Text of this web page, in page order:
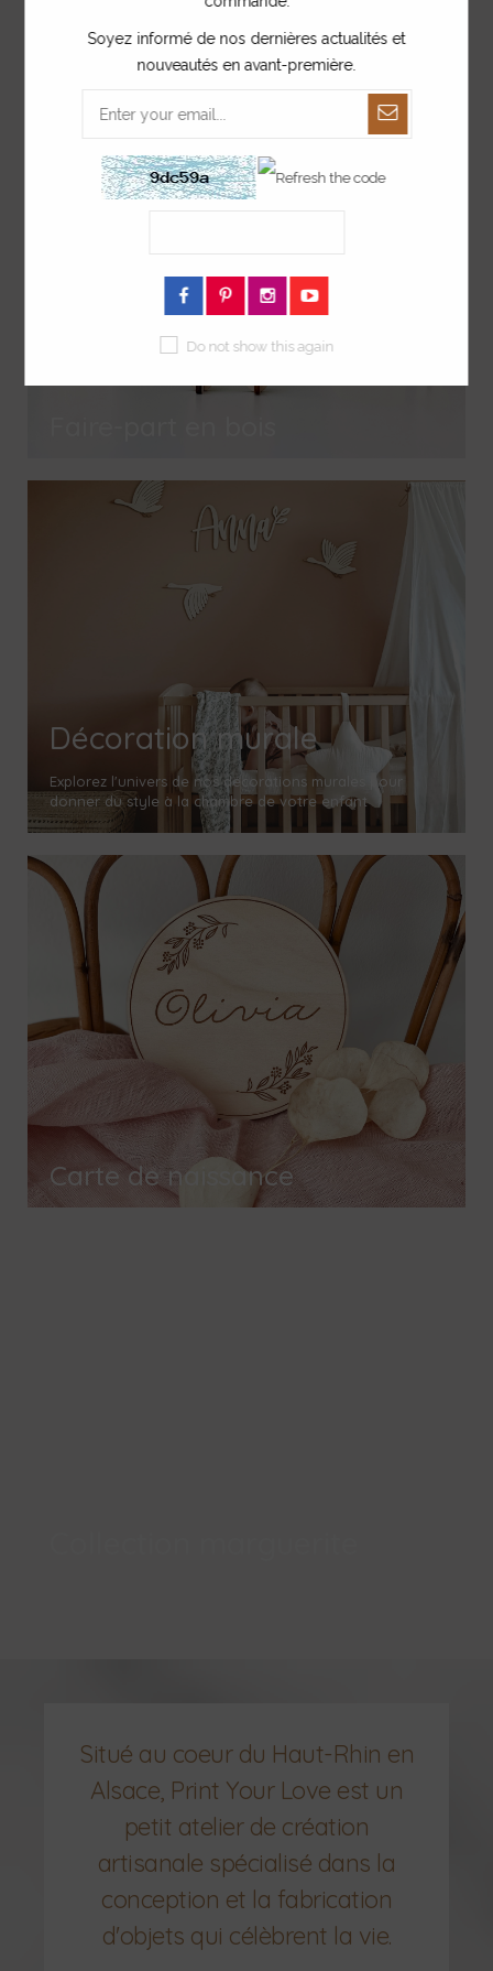
Collection arc-en-ciel
Décoration murale
Explorez l'univers de nos décorations murales pour
donner du style à la chambre de votre enfant
Carte de naissance
Situé au coeur du Haut-Rhin en
Alsace, Print Your Love est un
petit atelier de création
artisanale spécialisé dans la
conception et la fabrication
d'objets qui célèbrent la vie.
Soyez informé de nos dernières actualités et
nouveautés en avant-première.
Do not show this again